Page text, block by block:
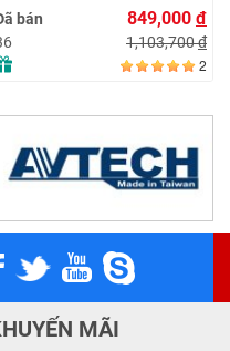
with DDM
bán
849,000 đ
1,103,700đ
2
MÃI